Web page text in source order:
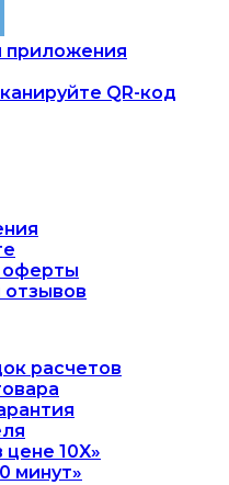
QR-код
оферты
отзывов
расчетов
10X»
минут»